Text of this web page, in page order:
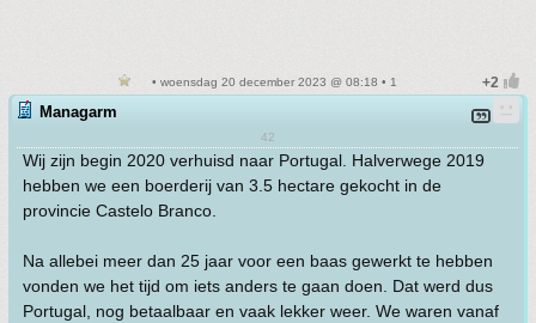
• woensdag 20 december 2023 @ 08:18 • 1
Managarm
42
Wij zijn begin 2020 verhuisd naar Portugal. Halverwege 2019
hebben we een boerderij van 3.5 hectare gekocht in de
provincie Castelo Branco.
Na allebei meer dan 25 jaar voor een baas gewerkt te hebben
vonden we het tijd om iets anders te gaan doen. Dat werd dus
Portugal, nog betaalbaar en vaak lekker weer. We waren vanaf